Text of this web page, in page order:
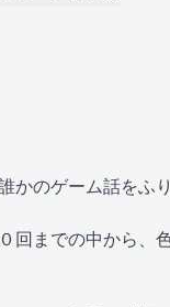
かのゲーム話をふ
回までの中から、